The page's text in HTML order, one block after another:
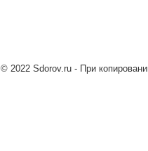
© 2022 Sdorov.ru - При